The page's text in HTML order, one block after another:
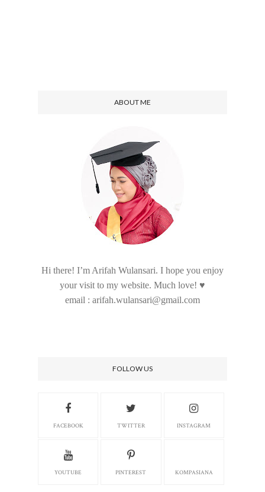
ABOUT ME
Hi there! I’m Arifah Wulansari. I hope you enjoy
your visit to my website. Much love! ♥
email : arifah.wulansari@gmail.com
FOLLOW US
FACEBOOK TWITTER INSTAGRAM
YOUTUBE PINTEREST KOMPASIANA